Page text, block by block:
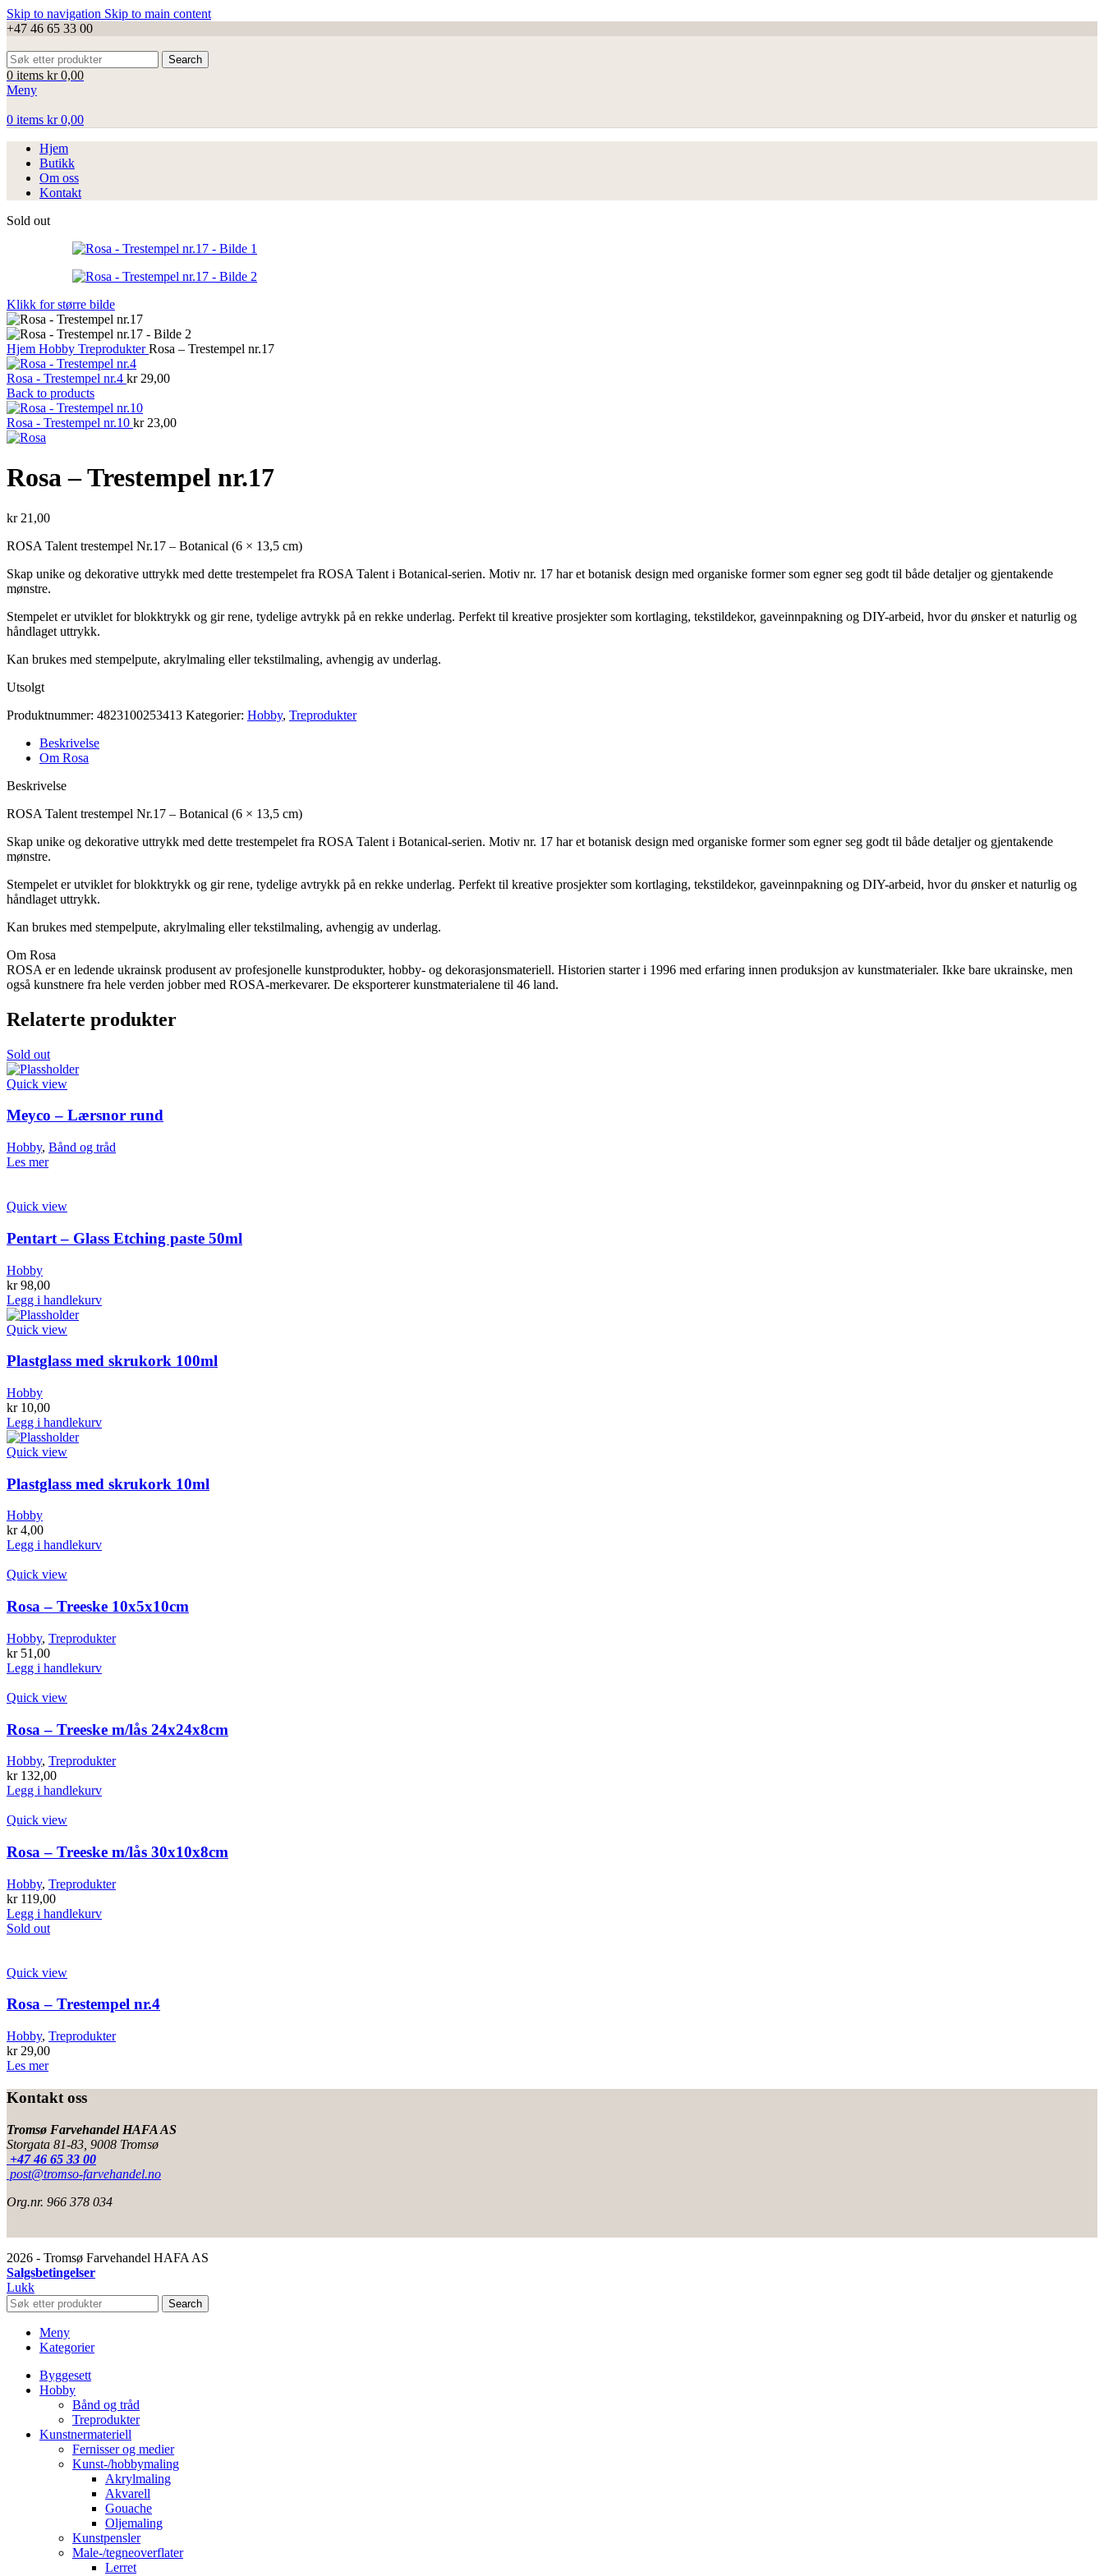
Skip to navigation Skip to main content
+47 46 65 33 00
Search
0 items kr0,00
Meny
0 items kr0,00
Hjem
Butikk
Om oss
Kontakt
Sold out
Klikk for større bilde
Hjem Hobby TreprodukterRosa – Trestempel nr.17
Rosa - Trestempel nr.4 kr29,00
Back to products
Rosa - Trestempel nr.10 kr23,00
Rosa – Trestempel nr.17
kr21,00
ROSA Talent trestempel Nr.17 – Botanical (6 × 13,5 cm)
Skap unike og dekorative uttrykk med dette trestempelet fra ROSA Talent i Botanical-serien. Motiv nr. 17 har et botanisk design med organiske former som egner seg godt til både detaljer og gjentakende
mønstre.
Stempelet er utviklet for blokktrykk og gir rene, tydelige avtrykk på en rekke underlag. Perfekt til kreative prosjekter som kortlaging, tekstildekor, gaveinnpakning og DIY-arbeid, hvor du ønsker et naturlig og
håndlaget uttrykk.
Kan brukes med stempelpute, akrylmaling eller tekstilmaling, avhengig av underlag.
Utsolgt
Produktnummer: 4823100253413 Kategorier: Hobby, Treprodukter
Beskrivelse
Om Rosa
Beskrivelse
ROSA Talent trestempel Nr.17 – Botanical (6 × 13,5 cm)
Skap unike og dekorative uttrykk med dette trestempelet fra ROSA Talent i Botanical-serien. Motiv nr. 17 har et botanisk design med organiske former som egner seg godt til både detaljer og gjentakende
mønstre.
Stempelet er utviklet for blokktrykk og gir rene, tydelige avtrykk på en rekke underlag. Perfekt til kreative prosjekter som kortlaging, tekstildekor, gaveinnpakning og DIY-arbeid, hvor du ønsker et naturlig og
håndlaget uttrykk.
Kan brukes med stempelpute, akrylmaling eller tekstilmaling, avhengig av underlag.
Om Rosa
ROSA er en ledende ukrainsk produsent av profesjonelle kunstprodukter, hobby- og dekorasjonsmateriell. Historien starter i 1996 med erfaring innen produksjon av kunstmaterialer. Ikke bare ukrainske, men
også kunstnere fra hele verden jobber med ROSA-merkevarer. De eksporterer kunstmaterialene til 46 land.
Relaterte produkter
Sold out
Quick view
Meyco – Lærsnor rund
Hobby, Bånd og tråd
Les mer
Quick view
Pentart – Glass Etching paste 50ml
Hobby
kr98,00
Legg i handlekurv
Quick view
Plastglass med skrukork 100ml
Hobby
kr10,00
Legg i handlekurv
Quick view
Plastglass med skrukork 10ml
Hobby
kr4,00
Legg i handlekurv
Quick view
Rosa – Treeske 10x5x10cm
Hobby, Treprodukter
kr51,00
Legg i handlekurv
Quick view
Rosa – Treeske m/lås 24x24x8cm
Hobby, Treprodukter
kr132,00
Legg i handlekurv
Quick view
Rosa – Treeske m/lås 30x10x8cm
Hobby, Treprodukter
kr119,00
Legg i handlekurv
Sold out
Quick view
Rosa – Trestempel nr.4
Hobby, Treprodukter
kr29,00
Les mer
Kontakt oss
Tromsø Farvehandel HAFA AS
Storgata 81-83, 9008 Tromsø
+47 46 65 33 00
post@tromso-farvehandel.no
Org.nr. 966 378 034
2026 - Tromsø Farvehandel HAFA AS
Salgsbetingelser
Lukk
Search
Meny
Kategorier
Byggesett
Hobby
Bånd og tråd
Treprodukter
Kunstnermateriell
Fernisser og medier
Kunst-/hobbymaling
Akrylmaling
Akvarell
Gouache
Oljemaling
Kunstpensler
Male-/tegneoverflater
Lerret